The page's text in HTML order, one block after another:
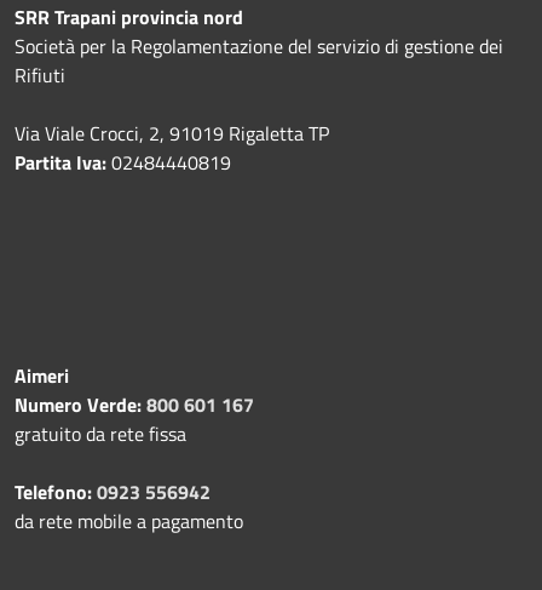
SRR Trapani provincia nord
Società per la Regolamentazione del servizio di gestione dei
Rifiuti
Via Viale Crocci, 2, 91019 Rigaletta TP
Partita Iva:02484440819
Aimeri
Numero Verde:800 601 167
gratuito da rete fissa
Telefono:0923 556942
da rete mobile a pagamento